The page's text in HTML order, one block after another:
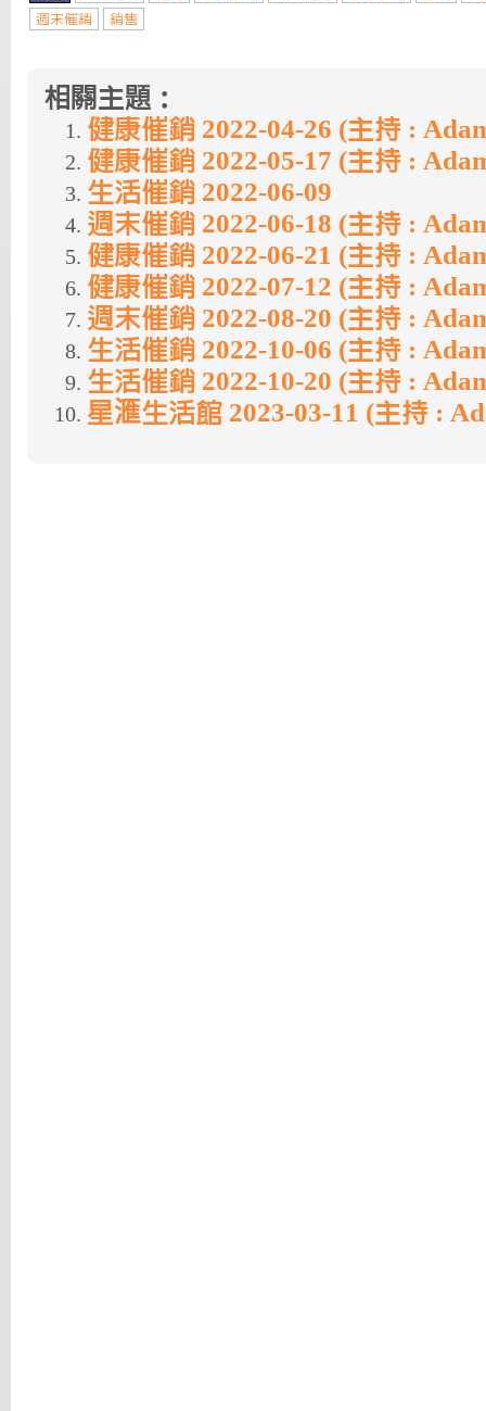
週末催銷
銷售
相關主題：
健康催銷 2022-04-26 (主持 :
健康催銷 2022-05-17 (主持 :
生活催銷 2022-06-09
週末催銷 2022-06-18 (主持 :
健康催銷 2022-06-21 (主持 :
健康催銷 2022-07-12 (主持 :
週末催銷 2022-08-20 (主持 :
生活催銷 2022-10-06 (主持 :
生活催銷 2022-10-20 (主持 :
星滙生活館 2023-03-11 (主持 :